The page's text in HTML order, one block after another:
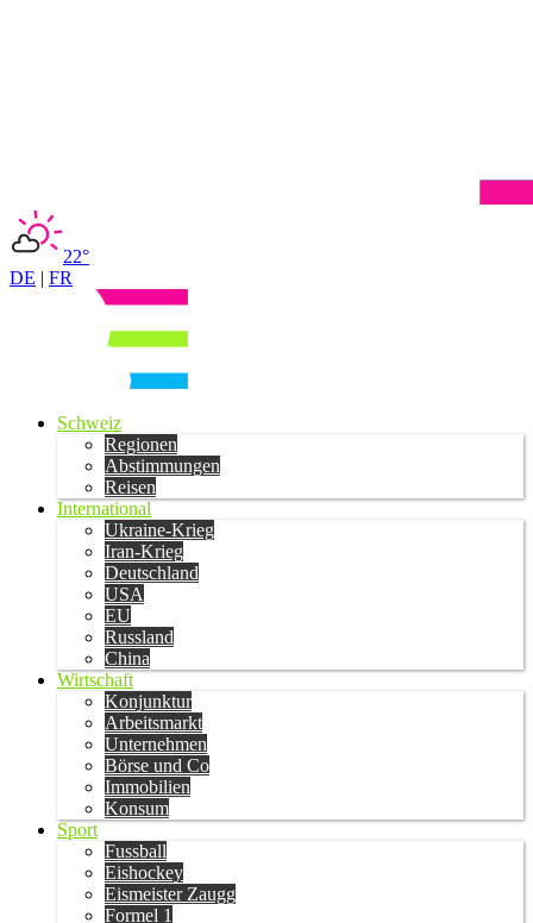
22°
DE | FR
Schweiz
Regionen
Abstimmungen
Reisen
International
Ukraine-Krieg
Iran-Krieg
Deutschland
USA
EU
Russland
China
Wirtschaft
Konjunktur
Arbeitsmarkt
Unternehmen
Börse und Co
Immobilien
Konsum
Sport
Fussball
Eishockey
Eismeister Zaugg
Formel 1